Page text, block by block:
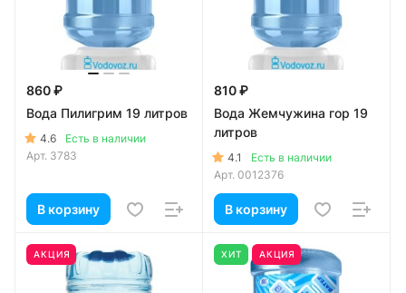
860 ₽
Вода Пилигрим 19 литров
4.6
Есть в наличии
Арт. 3783
В корзину
810 ₽
Вода Жемчужина гор 19
литров
4.1
Есть в наличии
Арт. 0012376
В корзину
АКЦИЯ ХИТ АКЦИЯ